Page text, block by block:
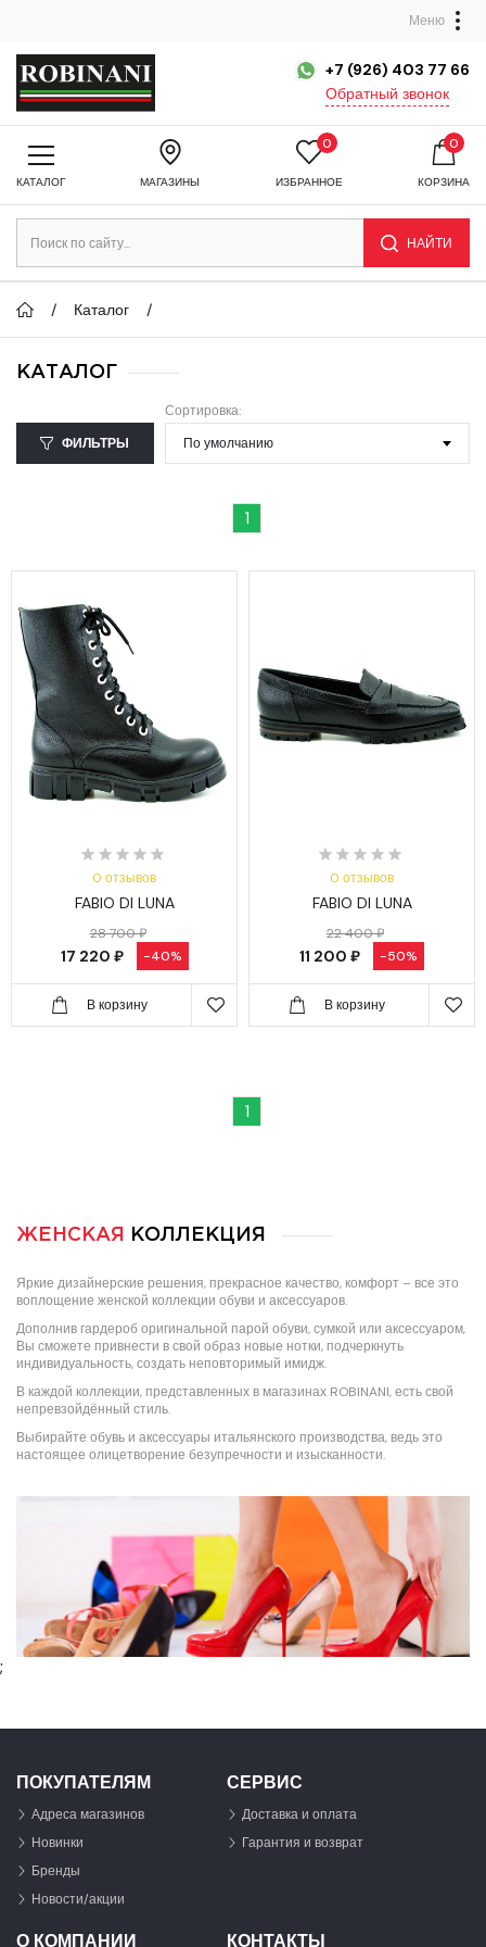
Меню
+7 (926) 403 77 66
Обратный звонок
КАТАЛОГ МАГАЗИНЫ ИЗБРАННОЕ
0
КОРЗИНА
0
НАЙТИ
Каталог
КАТАЛОГ
ФИЛЬТРЫ
Сортировка:
По умолчанию
1
0 отзывов
FABIO DI LUNA
28 700 ₽
17 220 ₽ -40%
В корзину
0 отзывов
FABIO DI LUNA
22 400 ₽
11 200 ₽ -50%
В корзину
1
ЖЕНСКАЯ КОЛЛЕКЦИЯ
Яркие дизайнерские решения, прекрасное качество, комфорт – все это
воплощение женской коллекции обуви и аксессуаров.
Дополнив гардероб оригинальной парой обуви, сумкой или аксессуаром,
Вы сможете привнести в свой образ новые нотки, подчеркнуть
индивидуальность, создать неповторимый имидж.
В каждой коллекции, представленных в магазинах ROBINANI, есть свой
непревзойдённый стиль.
Выбирайте обувь и аксессуары итальянского производства, ведь это
настоящее олицетворение безупречности и изысканности.
;
ПОКУПАТЕЛЯМ
Адреса магазинов
Новинки
Бренды
Новости/акции
СЕРВИС
Доставка и оплата
Гарантия и возврат
О КОМПАНИИ КОНТАКТЫ